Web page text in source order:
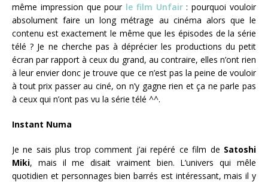
même impression que pour le film Unfair: pourquoi vouloir
absolument faire un long métrage au cinéma alors que le
contenu est exactement le même que les épisodes de la série
télé ? Je ne cherche pas à déprécier les productions du petit
écran par rapport à ceux du grand, au contraire, elles n’ont rien
à leur envier donc je trouve que ce n’est pas la peine de vouloir
à tout prix passer au ciné, on n’y gagne rien et ça ne parle pas
à ceux qui n’ont pas vu la série télé ^^.
Instant Numa
Je ne sais plus trop comment j’ai repéré ce film de Satoshi
Miki, mais il me disait vraiment bien. L’univers qui mêle
quotidien et personnages bien barrés est intéressant, mais il y